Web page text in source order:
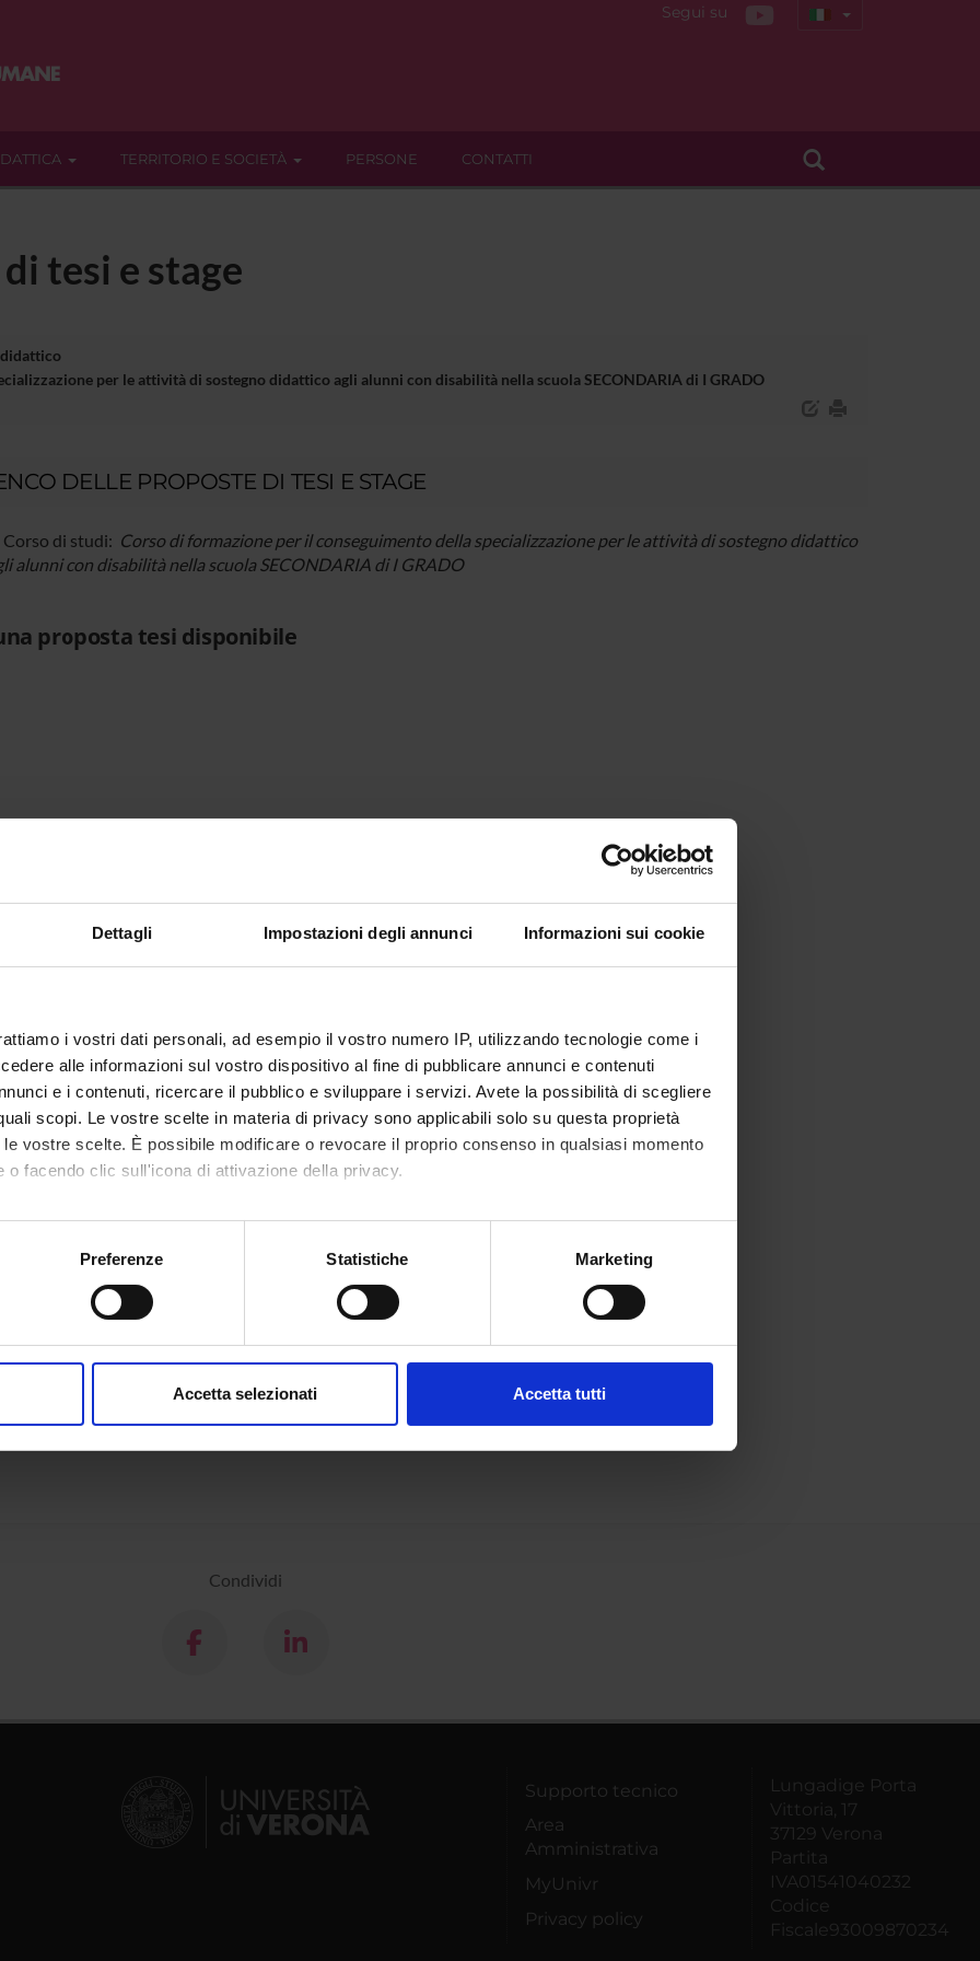
Dettagli Impostazioni degli annunci Informazioni sui cookie
i vostri dati personali, ad esempio il vostro numero IP, utilizzando tecnologie come i
alle informazioni sul vostro dispositivo al fine di pubblicare annunci e contenuti
e i contenuti, ricercare il pubblico e sviluppare i servizi. Avete la possibilità di scegliere
scopi. Le vostre scelte in materia di privacy sono applicabili solo su questa proprietà
vostre scelte. È possibile modificare o revocare il proprio consenso in qualsiasi momento
o facendo clic sull'icona di attivazione della privacy.
anche:
sulla tua posizione geografica, con un'approssimazione di qualche metro,
in qualsiasi momento dalla Dichiarazione sui cookie.
e social media, i quali potrebbero combinarle con altre informazioni che hai fornito loro o
Preferenze Statistiche Marketing
Accetta selezionati Accetta tutti
Segui su
TERRITORIO E SOCIETÀ PERSONE CONTATTI
tesi e stage
per le attività di sostegno didattico agli alunni con disabilità nella scuola SECONDARIA di I GRADO
DELLE PROPOSTE DI TESI E STAGE
Corso di studi: Corso di formazione per il conseguimento della specializzazione per le attività di sostegno didattico
alunni con disabilità nella scuola SECONDARIA di I GRADO
proposta tesi disponibile
Condividi
Supporto tecnico
Area
Amministrativa
MyUnivr
Privacy policy
Lungadige Porta
Vittoria, 17
37129 Verona
Partita
IVA01541040232
Codice
Fiscale93009870234